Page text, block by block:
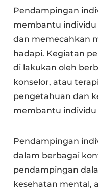
Pendampingan
membantu
dan memecahkan
hadapi. Kegiatan
di lakukan oleh
konselor, atau
pengetahuan dan
membantu
Pendampingan
dalam berbagai
pendampingan
kesehatan mental,